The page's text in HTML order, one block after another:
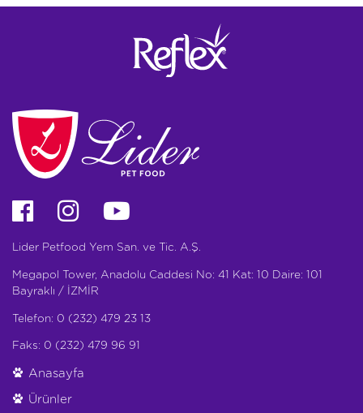
Lider Petfood Yem San. ve Tic. A.Ş.
Megapol Tower, Anadolu Caddesi No: 41 Kat: 10 Daire: 101
Bayraklı / İZMİR
Telefon: 0 (232) 479 23 13
Faks: 0 (232) 479 96 91
Anasayfa
Ürünler